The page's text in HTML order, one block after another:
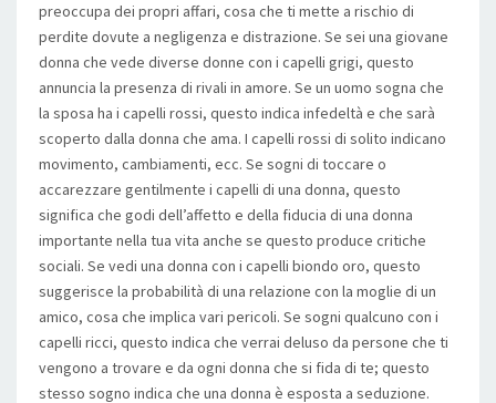
preoccupa dei propri affari, cosa che ti mette a rischio di
perdite dovute a negligenza e distrazione. Se sei una giovane
donna che vede diverse donne con i capelli grigi, questo
annuncia la presenza di rivali in amore. Se un uomo sogna che
la sposa ha i capelli rossi, questo indica infedeltà e che sarà
scoperto dalla donna che ama. I capelli rossi di solito indicano
movimento, cambiamenti, ecc. Se sogni di toccare o
accarezzare gentilmente i capelli di una donna, questo
significa che godi dell’affetto e della fiducia di una donna
importante nella tua vita anche se questo produce critiche
sociali. Se vedi una donna con i capelli biondo oro, questo
suggerisce la probabilità di una relazione con la moglie di un
amico, cosa che implica vari pericoli. Se sogni qualcuno con i
capelli ricci, questo indica che verrai deluso da persone che ti
vengono a trovare e da ogni donna che si fida di te; questo
stesso sogno indica che una donna è esposta a seduzione.